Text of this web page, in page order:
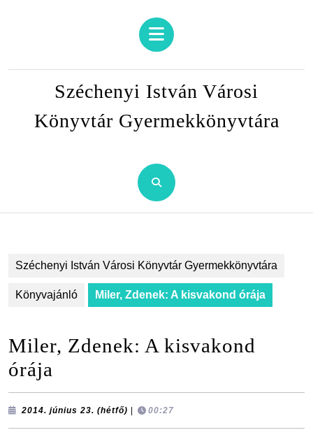
Button
Széchenyi István Városi
Könyvtár Gyermekkönyvtára
Széchenyi István Városi Könyvtár Gyermekkönyvtára
Könyvajánló Miler, Zdenek: A kisvakond órája
Miler, Zdenek: A kisvakond
órája
2014. június 23. (hétfő) 2014.00:27